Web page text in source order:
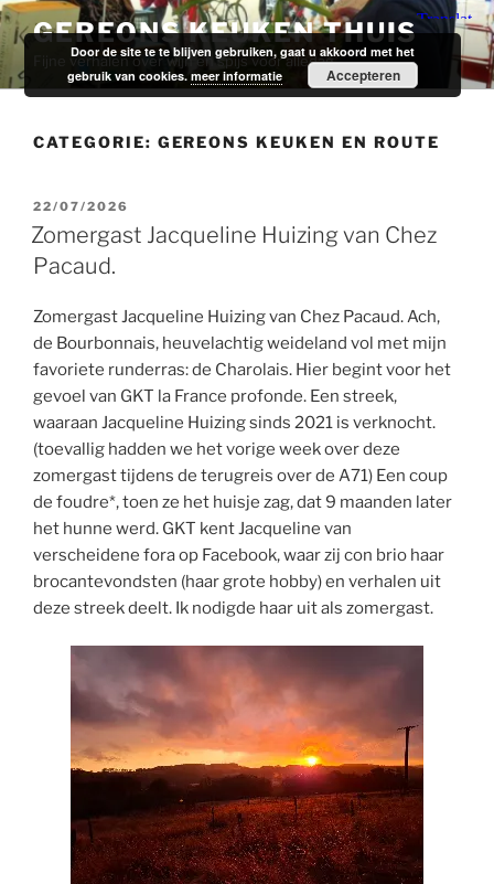
Ga
naar
de
inhoud
GEREONS KEUKEN THUIS
Fijne verhalen over wijn en spijs voor alledag.
CATEGORIE: GEREONS KEUKEN EN ROUTE
GEPLAATST
OP
22/07/2026
Zomergast Jacqueline Huizing van Chez
Pacaud.
Zomergast Jacqueline Huizing van Chez Pacaud. Ach,
de Bourbonnais, heuvelachtig weideland vol met mijn
favoriete runderras: de Charolais. Hier begint voor het
gevoel van GKT la France profonde. Een streek,
waaraan Jacqueline Huizing sinds 2021 is verknocht.
(toevallig hadden we het vorige week over deze
zomergast tijdens de terugreis over de A71) Een coup
de foudre*, toen ze het huisje zag, dat 9 maanden later
het hunne werd. GKT kent Jacqueline van
verscheidene fora op Facebook, waar zij con brio haar
brocantevondsten (haar grote hobby) en verhalen uit
deze streek deelt. Ik nodigde haar uit als zomergast.
Door de site te te blijven gebruiken, gaat u akkoord met het
gebruik van cookies.meer informatie Accepteren